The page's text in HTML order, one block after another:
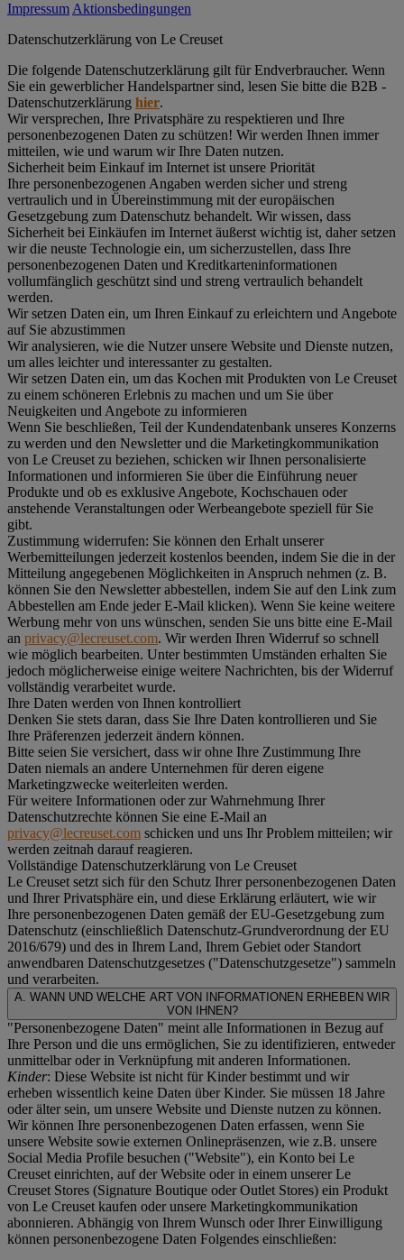
Impressum Aktionsbedingungen
Datenschutz­erklärung von Le Creuset
Die folgende Datenschutzerklärung gilt für Endverbraucher. Wenn
Sie ein gewerblicher Handelspartner sind, lesen Sie bitte die B2B -
Datenschutzerklärung hier.
Wir versprechen, Ihre Privatsphäre zu respektieren und Ihre
personenbezogenen Daten zu schützen! Wir werden Ihnen immer
mitteilen, wie und warum wir Ihre Daten nutzen.
Sicherheit beim Einkauf im Internet ist unsere Priorität
Ihre personenbezogenen Angaben werden sicher und streng
vertraulich und in Übereinstimmung mit der europäischen
Gesetzgebung zum Datenschutz behandelt. Wir wissen, dass
Sicherheit bei Einkäufen im Internet äußerst wichtig ist, daher setzen
wir die neuste Technologie ein, um sicherzustellen, dass Ihre
personenbezogenen Daten und Kreditkarteninformationen
vollumfänglich geschützt sind und streng vertraulich behandelt
werden.
Wir setzen Daten ein, um Ihren Einkauf zu erleichtern und Angebote
auf Sie abzustimmen
Wir analysieren, wie die Nutzer unsere Website und Dienste nutzen,
um alles leichter und interessanter zu gestalten.
Wir setzen Daten ein, um das Kochen mit Produkten von Le Creuset
zu einem schöneren Erlebnis zu machen und um Sie über
Neuigkeiten und Angebote zu informieren
Wenn Sie beschließen, Teil der Kundendatenbank unseres Konzerns
zu werden und den Newsletter und die Marketingkommunikation
von Le Creuset zu beziehen, schicken wir Ihnen personalisierte
Informationen und informieren Sie über die Einführung neuer
Produkte und ob es exklusive Angebote, Kochschauen oder
anstehende Veranstaltungen oder Werbeangebote speziell für Sie
gibt.
Zustimmung widerrufen: Sie können den Erhalt unserer
Werbemitteilungen jederzeit kostenlos beenden, indem Sie die in der
Mitteilung angegebenen Möglichkeiten in Anspruch nehmen (z. B.
können Sie den Newsletter abbestellen, indem Sie auf den Link zum
Abbestellen am Ende jeder E-Mail klicken). Wenn Sie keine weitere
Werbung mehr von uns wünschen, senden Sie uns bitte eine E-Mail
an privacy@lecreuset.com. Wir werden Ihren Widerruf so schnell
wie möglich bearbeiten. Unter bestimmten Umständen erhalten Sie
jedoch möglicherweise einige weitere Nachrichten, bis der Widerruf
vollständig verarbeitet wurde.
Ihre Daten werden von Ihnen kontrolliert
Denken Sie stets daran, dass Sie Ihre Daten kontrollieren und Sie
Ihre Präferenzen jederzeit ändern können.
Bitte seien Sie versichert, dass wir ohne Ihre Zustimmung Ihre
Daten niemals an andere Unternehmen für deren eigene
Marketingzwecke weiterleiten werden.
Für weitere Informationen oder zur Wahrnehmung Ihrer
Datenschutzrechte können Sie eine E-Mail an
privacy@lecreuset.com schicken und uns Ihr Problem mitteilen; wir
werden zeitnah darauf reagieren.
Vollständige Datenschutzerklärung von Le Creuset
Le Creuset setzt sich für den Schutz Ihrer personenbezogenen Daten
und Ihrer Privatsphäre ein, und diese Erklärung erläutert, wie wir
Ihre personenbezogenen Daten gemäß der EU-Gesetzgebung zum
Datenschutz (einschließlich Datenschutz-Grundverordnung der EU
2016/679) und des in Ihrem Land, Ihrem Gebiet oder Standort
anwendbaren Datenschutzgesetzes ("Datenschutzgesetze") sammeln
und verarbeiten.
A. WANN UND WELCHE ART VON INFORMATIONEN ERHEBEN WIR
VON IHNEN?
"Personenbezogene Daten" meint alle Informationen in Bezug auf
Ihre Person und die uns ermöglichen, Sie zu identifizieren, entweder
unmittelbar oder in Verknüpfung mit anderen Informationen.
Kinder: Diese Website ist nicht für Kinder bestimmt und wir
erheben wissentlich keine Daten über Kinder. Sie müssen 18 Jahre
oder älter sein, um unsere Website und Dienste nutzen zu können.
Wir können Ihre personenbezogenen Daten erfassen, wenn Sie
unsere Website sowie externen Onlinepräsenzen, wie z.B. unsere
Social Media Profile besuchen ("Website"), ein Konto bei Le
Creuset einrichten, auf der Website oder in einem unserer Le
Creuset Stores (Signature Boutique oder Outlet Stores) ein Produkt
von Le Creuset kaufen oder unsere Marketingkommunikation
abonnieren. Abhängig von Ihrem Wunsch oder Ihrer Einwilligung
können personenbezogene Daten Folgendes einschließen: